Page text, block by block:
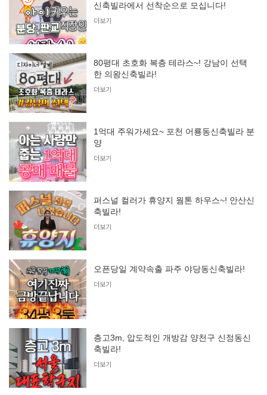
신축빌라에서 선착순으로 모십니다!
더보기
80평대 초호화 복층 테라스~! 강남이 선택
한 의왕신축빌라!
더보기
1억대 주워가세요~ 포천 어룡동신축빌라 분
양
더보기
퍼스널 컬러가 휴양지 웜톤 하우스~! 안산신
축빌라!
더보기
오픈당일 계약속출 파주 야당동신축빌라!
더보기
층고3m, 압도적인 개방감 양천구 신정동신
축빌라!
더보기